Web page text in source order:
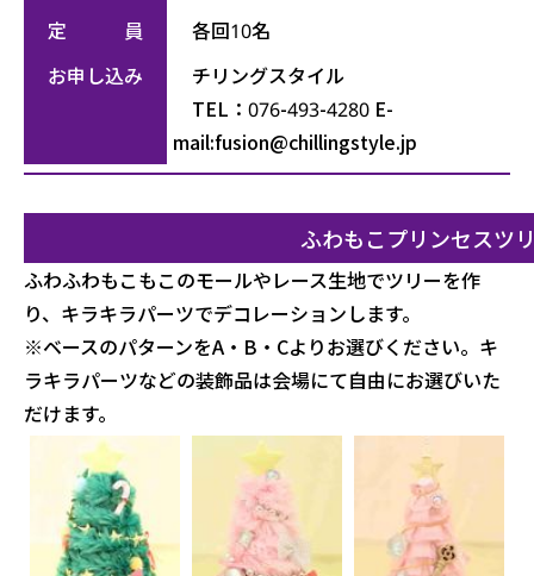
定 員
各回10名
お申し込み
チリングスタイル
TEL：076-493-4280 E-
mail:fusion@chillingstyle.jp
ふわもこプリンセスツ
ふわふわもこもこのモールやレース生地でツリーを作
り、キラキラパーツでデコレーションします。
※ベースのパターンをA・B・Cよりお選びください。キ
ラキラパーツなどの装飾品は会場にて自由にお選びいた
だけます。